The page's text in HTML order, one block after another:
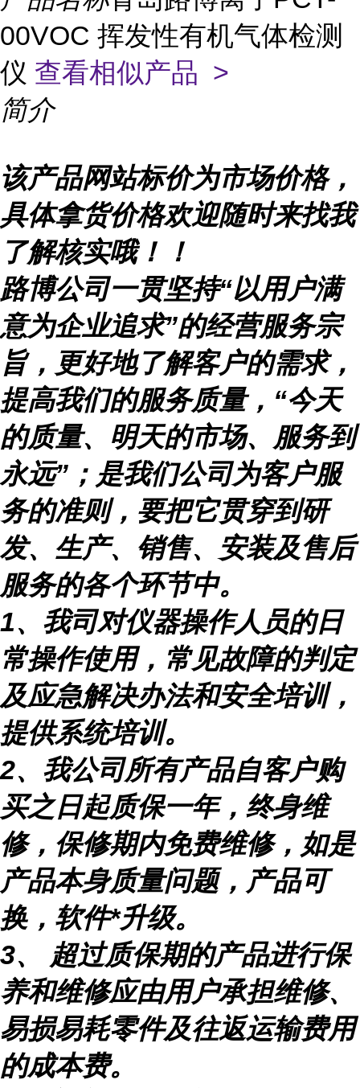
00VOC 挥发性有机气体检测
仪 查看相似产品 >
简介
该产品网站标价为市场价格，
具体拿货价格欢迎随时来找我
了解核实哦！！
路博公司一贯坚持“以用户满
意为企业追求”的经营服务宗
旨，更好地了解客户的需求，
提高我们的服务质量， “今天
的质量、明天的市场、服务到
永远” ；是我们公司为客户服
务的准则，要把它贯穿到研
发、生产、销售、安装及售后
服务的各个环节中。
1、我司对仪器操作人员的日
常操作使用，常见故障的判定
及应急解决办法和安全培训，
提供系统培训。
2、我公司所有产品自客户购
买之日起质保一年，终身维
修，保修期内免费维修，如是
产品本身质量问题，产品可
换，软件*升级。
3、
超过质保期的产品进行保
养和维修应由用户承担维修、
易损易耗零件及往返运输费用
的成本费。